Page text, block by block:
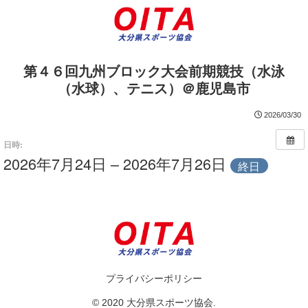
第４６回九州ブロック大会前期競技（水泳
（水球）、テニス）＠鹿児島市
2026/03/30
日時:
2026年7月24日 – 2026年7月26日 終日
プライバシーポリシー
© 2020 大分県スポーツ協会.